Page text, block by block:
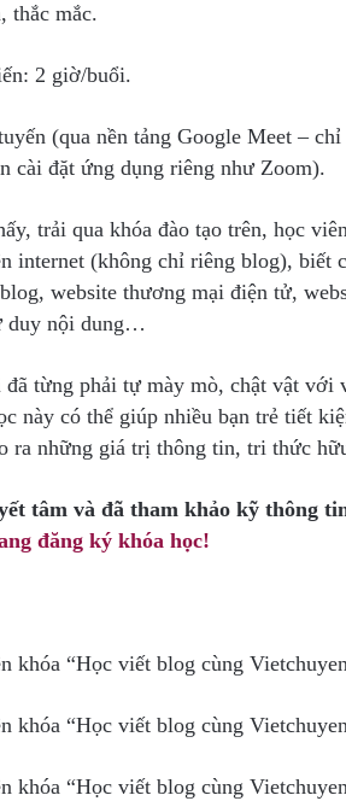
thắc mắc.
2 giờ/buổi.
(qua nền tảng Google Meet –
cài đặt ứng dụng riêng như Zoom).
trải qua khóa đào tạo trên, học
internet (không chỉ riêng blog), biết
website thương mại điện tử,
duy nội dung…
đã từng phải tự mày mò, chật vật
này có thể giúp nhiều bạn trẻ tiết
ra những giá trị thông tin, tri thức
tâm và đã tham khảo kỹ thông
đăng ký khóa học!
khóa “Học viết blog cùng
khóa “Học viết blog cùng
khóa “Học viết blog cùng